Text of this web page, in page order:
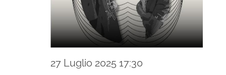
27 Luglio 2025 17:30